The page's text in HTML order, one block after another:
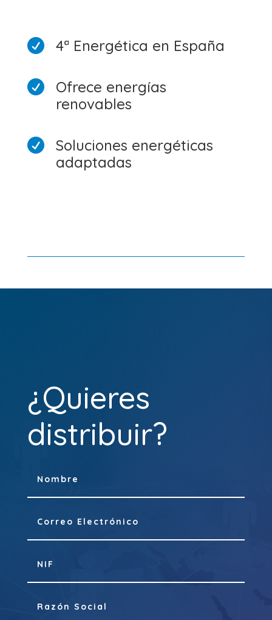
 4ª Energética en España

Ofrece energías
renovables

Soluciones energéticas
adaptadas
¿Quieres
distribuir?